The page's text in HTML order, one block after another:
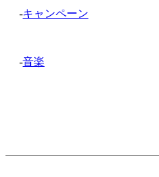
-キャンペーン
-音楽